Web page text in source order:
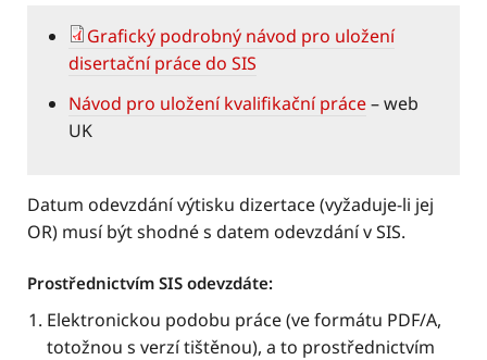
Grafický podrobný návod pro uložení
disertační práce do SIS
Návod pro uložení kvalifikační práce– web
UK
Datum odevzdání výtisku dizertace (vyžaduje-li jej
OR) musí být shodné s datem odevzdání v SIS.
Prostřednictvím SIS odevzdáte:
Elektronickou podobu práce (ve formátu PDF/A,
totožnou s verzí tištěnou), a to prostřednictvím